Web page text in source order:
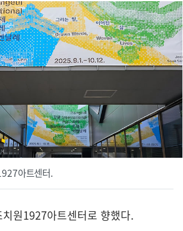
아트센터.
원1927아트센터로 향했다.